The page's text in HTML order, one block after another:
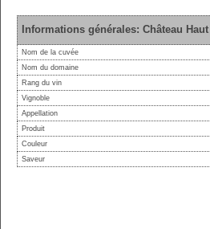
Informations générales: Château
Nom de la cuvée
Nom du domaine
Rang du vin
Vignoble
Appellation
Produit
Couleur
Saveur